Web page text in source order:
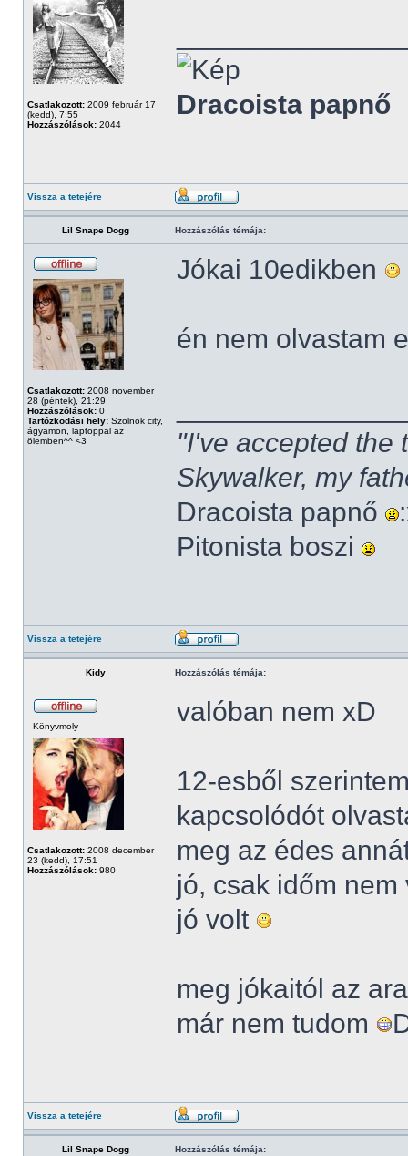
Csatlakozott: 2009 február 17
(kedd), 7:55
Hozzászólások: 2044
Dracoista papnő
Vissza a tetejére
Lil Snape Dogg Hozzászólás témája:
Csatlakozott: 2008 november
28 (péntek), 21:29
Hozzászólások: 0
Tartózkodási hely: Szolnok city,
ágyamon, laptoppal az
ölemben^^ <3
Jókai 10edikben
én nem olvastam
"I've accepted the
Skywalker, my
Dracoista papnő
Pitonista boszi
Vissza a tetejére
Kidy Hozzászólás témája:
Könyvmoly
Csatlakozott: 2008 december
23 (kedd), 17:51
Hozzászólások: 980
valóban nem xD
12-esből
kapcsolódót
meg az édes
jó, csak időm
jó volt
meg jókaitól az
már nem tudom
Vissza a tetejére
Lil Snape Dogg Hozzászólás témája: